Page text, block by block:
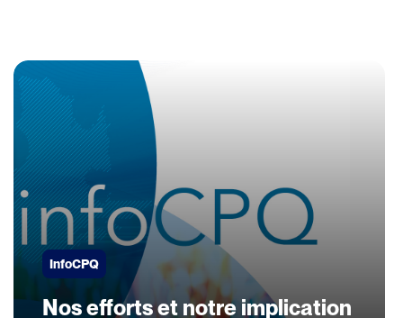
InfoCPQ
Nos efforts et notre implication